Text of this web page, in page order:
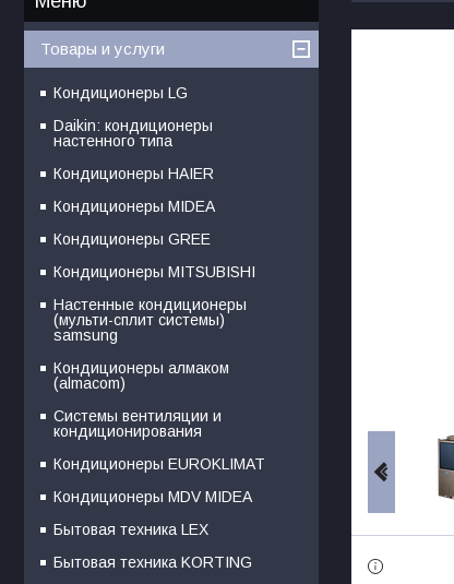
Товары и услуги
Кондиционеры LG
Daikin: кондиционеры
настенного типа
Кондиционеры HAIER
Кондиционеры MIDEA
Кондиционеры GREE
Кондиционеры MITSUBISHI
Настенные кондиционеры
(мульти-сплит системы)
samsung
Кондиционеры алмаком
(almacom)
Системы вентиляции и
кондиционирования
Кондиционеры EUROKLIMAT
Кондиционеры MDV MIDEA
Бытовая техника LEX
Бытовая техника KORTING